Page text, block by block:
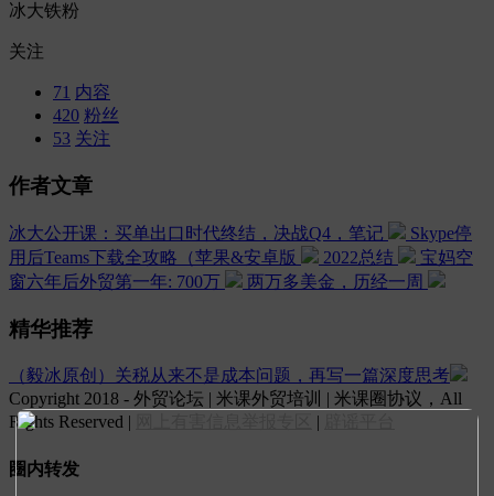
冰大铁粉
关注
71 内容
420 粉丝
53 关注
作者文章
冰大公开课：买单出口时代终结，决战Q4，笔记
Skype停
用后Teams下载全攻略（苹果&安卓版
2022总结
宝妈空
窗六年后外贸第一年: 700万
两万多美金，历经一周
精华推荐
（毅冰原创）关税从来不是成本问题，再写一篇深度思考
Copyright 2018 - 外贸论坛 | 米课外贸培训 | 米课圈协议，All
Rights Reserved |
|
圈内转发